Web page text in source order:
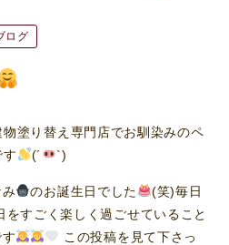
ログ
塗り替え専門店でお馴染みのペ
す (´ `)
のお誕生日でした
(笑)毎日
すごく楽しく過ごせていること
この投稿を見て下さっ